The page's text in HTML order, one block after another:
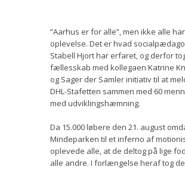
Om Sager der Samler
Politikker og vedtægter
”Aarhus er for alle”, men ikke alle
oplevelse. Det er hvad
Stabell Hjort har erfaret, og derfor
fællesskab med kollegaen Katrine
og Sager der Samler initiativ til at
DHL-Stafetten sammen med 60
med udviklingshæmning.
Da 15.000 løbere den 21. august
Mindeparken til et inferno af
oplevede alle, at de deltog på lige
alle andre. I forlængelse heraf tog